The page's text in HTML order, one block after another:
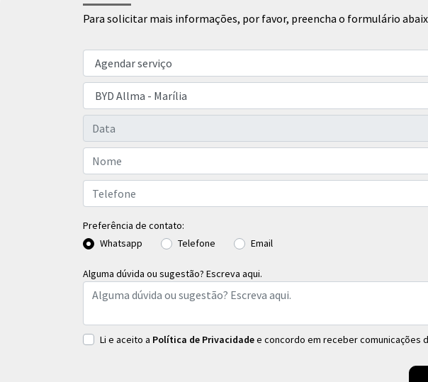
Para solicitar mais informações, por favor, preencha o formulário
Preferência de contato:
Whatsapp
Telefone Email
Alguma dúvida ou sugestão? Escreva aqui.
Li e aceito a Política de Privacidadee concordo em receber comunicações